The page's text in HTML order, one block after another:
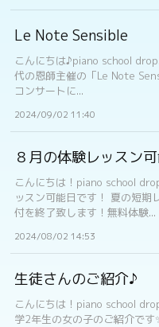
Le Note Sensible
こんにちは♪piano school
代の恩師主催の「Le Note
コンサートに...
2024/09/02 11:40
８月の体験レッスン
こんにちは！piano school
ッスン可能日です！ 夏の短期
付を終了致します！無料体験...
2024/08/02 14:53
生徒さんのご紹介♪
こんにちは！piano school
学2年生の女の子のご紹介です